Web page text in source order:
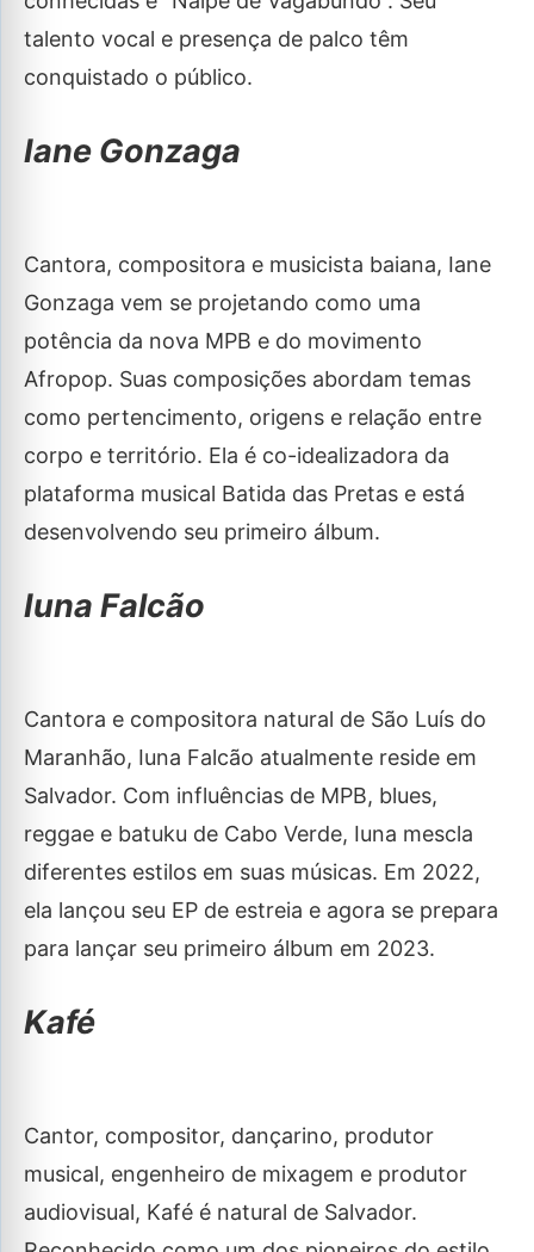
talento vocal e presença de palco têm
conquistado o público.
Iane Gonzaga
Cantora, compositora e musicista baiana, Iane
Gonzaga vem se projetando como uma
potência da nova MPB e do movimento
Afropop. Suas composições abordam temas
como pertencimento, origens e relação entre
corpo e território. Ela é co-idealizadora da
plataforma musical Batida das Pretas e está
desenvolvendo seu primeiro álbum.
Iuna Falcão
Cantora e compositora natural de São Luís do
Maranhão, Iuna Falcão atualmente reside em
Salvador. Com influências de MPB, blues,
reggae e batuku de Cabo Verde, Iuna mescla
diferentes estilos em suas músicas. Em 2022,
ela lançou seu EP de estreia e agora se prepara
para lançar seu primeiro álbum em 2023.
Kafé
Cantor, compositor, dançarino, produtor
musical, engenheiro de mixagem e produtor
audiovisual, Kafé é natural de Salvador.